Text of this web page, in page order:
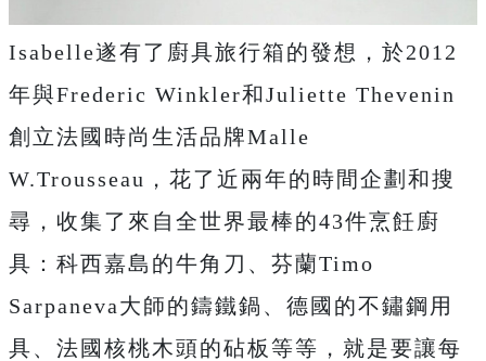
Isabelle遂有了廚具旅行箱的發想，於2012
年與Frederic Winkler和Juliette Thevenin
創立法國時尚生活品牌Malle
W.Trousseau，花了近兩年的時間企劃和搜
尋，收集了來自全世界最棒的43件烹飪廚
具：科西嘉島的牛角刀、芬蘭Timo
Sarpaneva大師的鑄鐵鍋、德國的不鏽鋼用
具、法國核桃木頭的砧板等等，就是要讓每